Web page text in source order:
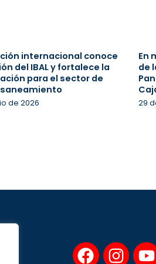
internacional conoce
del IBAL y fortalece la
para el sector de
de 2026
En
de
29
F
I